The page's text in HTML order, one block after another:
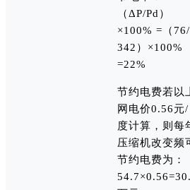
（ΔP/Pd）
×100% =（76/
342）×100%
=22%
节约电费若以
网电价0.56元/
度计算，则每
压缩机改变频
节约电费为：